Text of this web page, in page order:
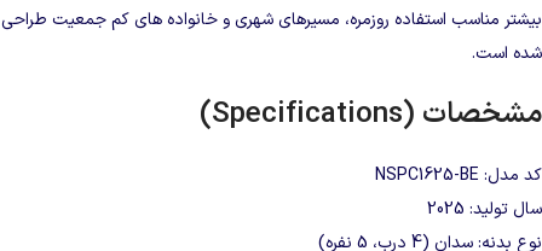
بیشتر مناسب استفاده روزمره، مسیرهای شهری و خانواده‌ های کم‌ جمعیت طراحی
شده است.
مشخصات (Specifications)
کد مدل: NSPC1625-BE
سال تولید: 2025
نوع بدنه: سدان (4 درب، 5 نفره)